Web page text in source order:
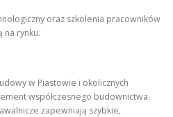
oraz szkolenia pracowników
na rynku.
w Piastowie i okolicznych
współczesnego budownictwa.
zapewniają szybkie,